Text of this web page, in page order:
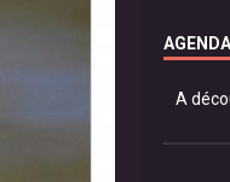
AGENDA
A